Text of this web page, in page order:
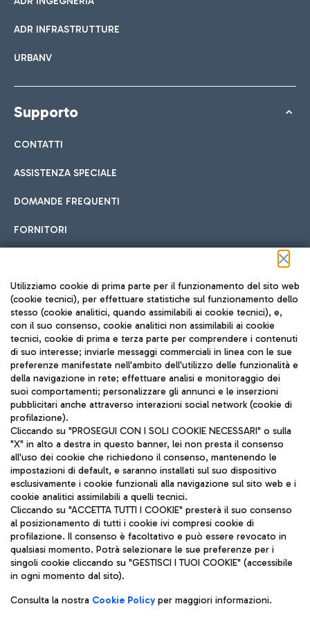
ADR INFRASTRUTTURE
URBANV
Supporto
CONTATTI
ASSISTENZA SPECIALE
DOMANDE FREQUENTI
FORNITORI
Seguici sui social
TRAVEL JOURNAL
ITA
Aeroporti di Roma S.p.A. - Società soggetta a direzione e
coordinamento di Mundys S.p.A.
Codice fiscale e Registro delle Imprese di Roma 13032990155 P.
IVA 06572251004
Capitale sociale 62.224.743,00 int. vers.
Sede legale: Via Pier Paolo Racchetti 1 - 00054 Fiumicino (RM)
telefono +39 06 65951
Privacy policy
Note legali
Utilizziamo cookie di prima parte per il funzionamento del sito web
(cookie tecnici), per effettuare statistiche sul funzionamento dello
stesso (cookie analitici, quando assimilabili ai cookie tecnici), e,
con il suo consenso, cookie analitici non assimilabili ai cookie
tecnici, cookie di prima e terza parte per comprendere i contenuti
di suo interesse; inviarle messaggi commerciali in linea con le sue
preferenze manifestate nell'ambito dell'utilizzo delle funzionalità e
della navigazione in rete; effettuare analisi e monitoraggio dei
suoi comportamenti; personalizzare gli annunci e le inserzioni
pubblicitari anche attraverso interazioni social network (cookie di
profilazione).
Cliccando su "PROSEGUI CON I SOLI COOKIE NECESSARI" o sulla
"X" in alto a destra in questo banner, lei non presta il consenso
all'uso dei cookie che richiedono il consenso, mantenendo le
impostazioni di default, e saranno installati sul suo dispositivo
esclusivamente i cookie funzionali alla navigazione sul sito web e i
cookie analitici assimilabili a quelli tecnici.
Cliccando su "ACCETTA TUTTI I COOKIE" presterà il suo consenso
al posizionamento di tutti i cookie ivi compresi cookie di
profilazione. Il consenso è facoltativo e può essere revocato in
qualsiasi momento. Potrà selezionare le sue preferenze per i
singoli cookie cliccando su "GESTISCI I TUOI COOKIE" (accessibile
in ogni momento dal sito).
Consulta la nostra Cookie Policyper maggiori informazioni.